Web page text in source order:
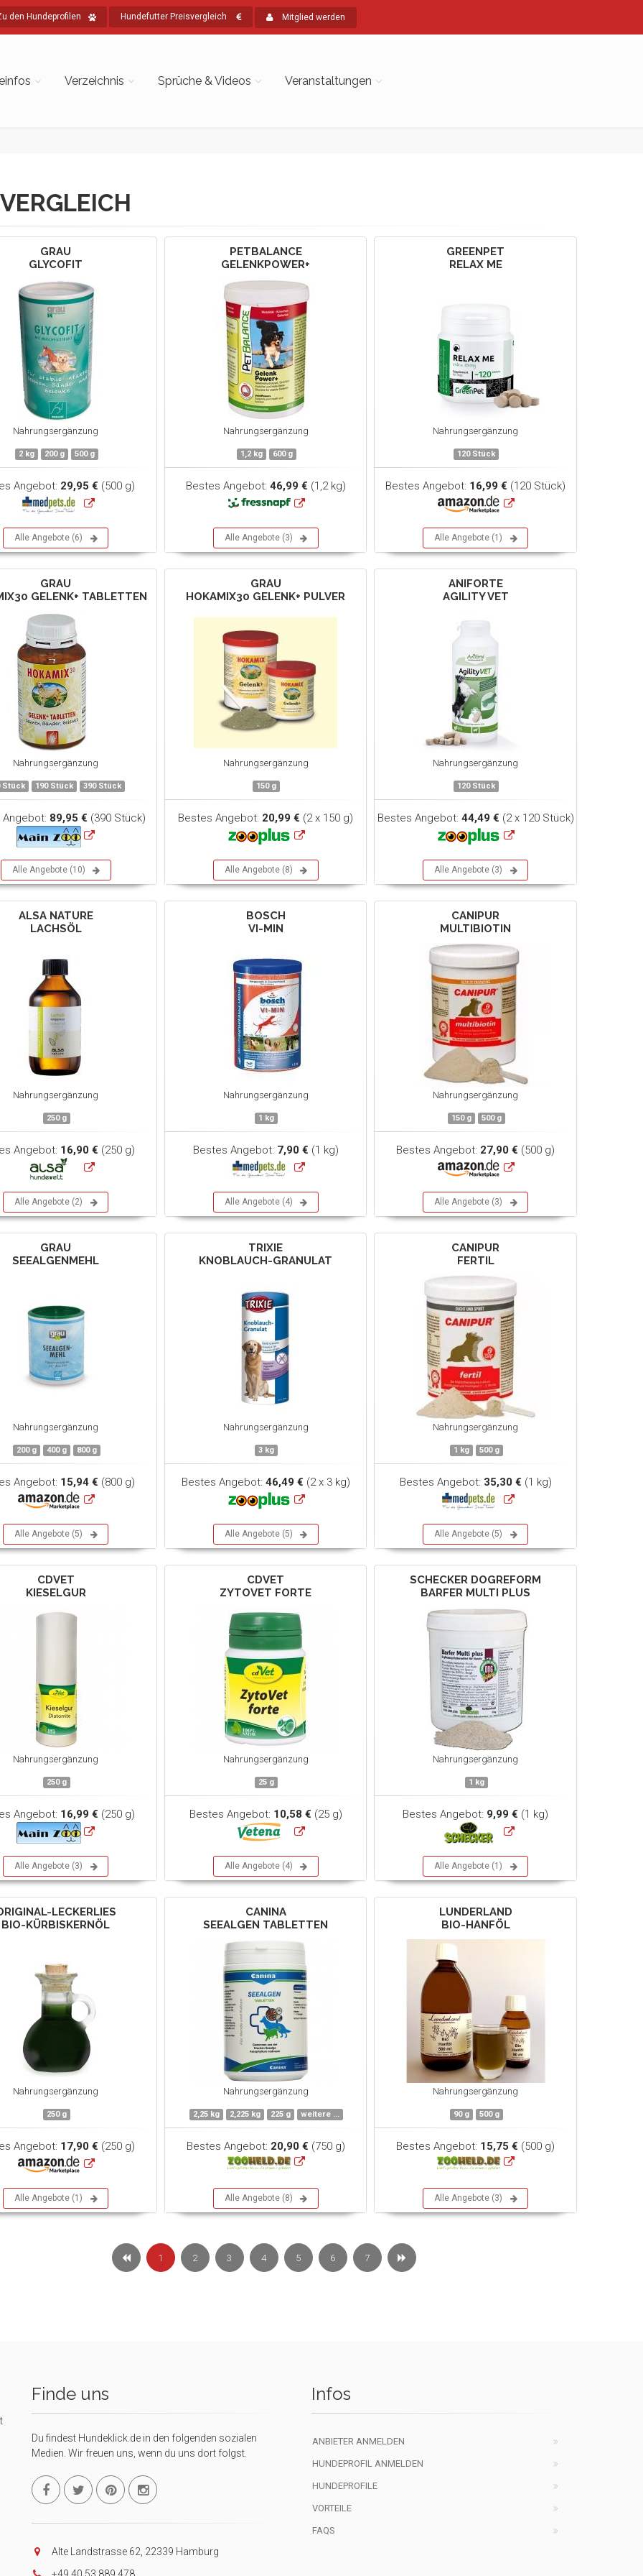
den Hundeprofilen Hundefutter Preisvergleich Mitglied werden
Verzeichnis Sprüche & Videos Veranstaltungen
GRAU
GLYCOFIT
Nahrungsergänzung
2 kg 200 g 500 g
Angebot: 29,95 € (500 g)
Alle Angebote (6)
PETBALANCE
GELENKPOWER+
Nahrungsergänzung
1,2 kg 600 g
Bestes Angebot: 46,99 € (1,2 kg)
Alle Angebote (3)
GREENPET
RELAX ME
Nahrungsergänzung
120 Stück
Bestes Angebot: 16,99 € (120 Stück)
Alle Angebote (1)
GRAU
GELENK+ TABLETTEN
Nahrungsergänzung
Stück 190 Stück 390 Stück
89,95 € (390 Stück)
Alle Angebote (10)
GRAU
HOKAMIX30 GELENK+ PULVER
Nahrungsergänzung
150 g
Bestes Angebot: 20,99 € (2 x 150 g)
Alle Angebote (8)
ANIFORTE
AGILITY VET
Nahrungsergänzung
120 Stück
Bestes Angebot: 44,49 € (2 x 120 Stück)
Alle Angebote (3)
ALSA NATURE
LACHSÖL
Nahrungsergänzung
250 g
Angebot: 16,90 € (250 g)
Alle Angebote (2)
BOSCH
VI-MIN
Nahrungsergänzung
1 kg
Bestes Angebot: 7,90 € (1 kg)
Alle Angebote (4)
CANIPUR
MULTIBIOTIN
Nahrungsergänzung
150 g 500 g
Bestes Angebot: 27,90 € (500 g)
Alle Angebote (3)
GRAU
SEEALGENMEHL
Nahrungsergänzung
200 g 400 g 800 g
Angebot: 15,94 € (800 g)
Alle Angebote (5)
TRIXIE
KNOBLAUCH-GRANULAT
Nahrungsergänzung
3 kg
Bestes Angebot: 46,49 € (2 x 3 kg)
Alle Angebote (5)
CANIPUR
FERTIL
Nahrungsergänzung
1 kg 500 g
Bestes Angebot: 35,30 € (1 kg)
Alle Angebote (5)
CDVET
KIESELGUR
Nahrungsergänzung
250 g
Angebot: 16,99 € (250 g)
Alle Angebote (3)
CDVET
ZYTOVET FORTE
Nahrungsergänzung
25 g
Bestes Angebot: 10,58 € (25 g)
Alle Angebote (4)
SCHECKER DOGREFORM
BARFER MULTI PLUS
Nahrungsergänzung
1 kg
Bestes Angebot: 9,99 € (1 kg)
Alle Angebote (1)
LECKERLIES
BIO-KÜRBISKERNÖL
Nahrungsergänzung
250 g
Angebot: 17,90 € (250 g)
Alle Angebote (1)
CANINA
SEEALGEN TABLETTEN
Nahrungsergänzung
2,25 kg 2,225 kg 225 g weitere ...
Bestes Angebot: 20,90 € (750 g)
Alle Angebote (8)
LUNDERLAND
BIO-HANFÖL
Nahrungsergänzung
90 g 500 g
Bestes Angebot: 15,75 € (500 g)
Alle Angebote (3)
1 2 3 4 5 6 7
Finde uns
Du findest Hundeklick.de in den folgenden sozialen
Medien. Wir freuen uns, wenn du uns dort folgst.
Alte Landstrasse 62, 22339 Hamburg
Infos
ANBIETER ANMELDEN
HUNDEPROFIL ANMELDEN
HUNDEPROFILE
VORTEILE
FAQS